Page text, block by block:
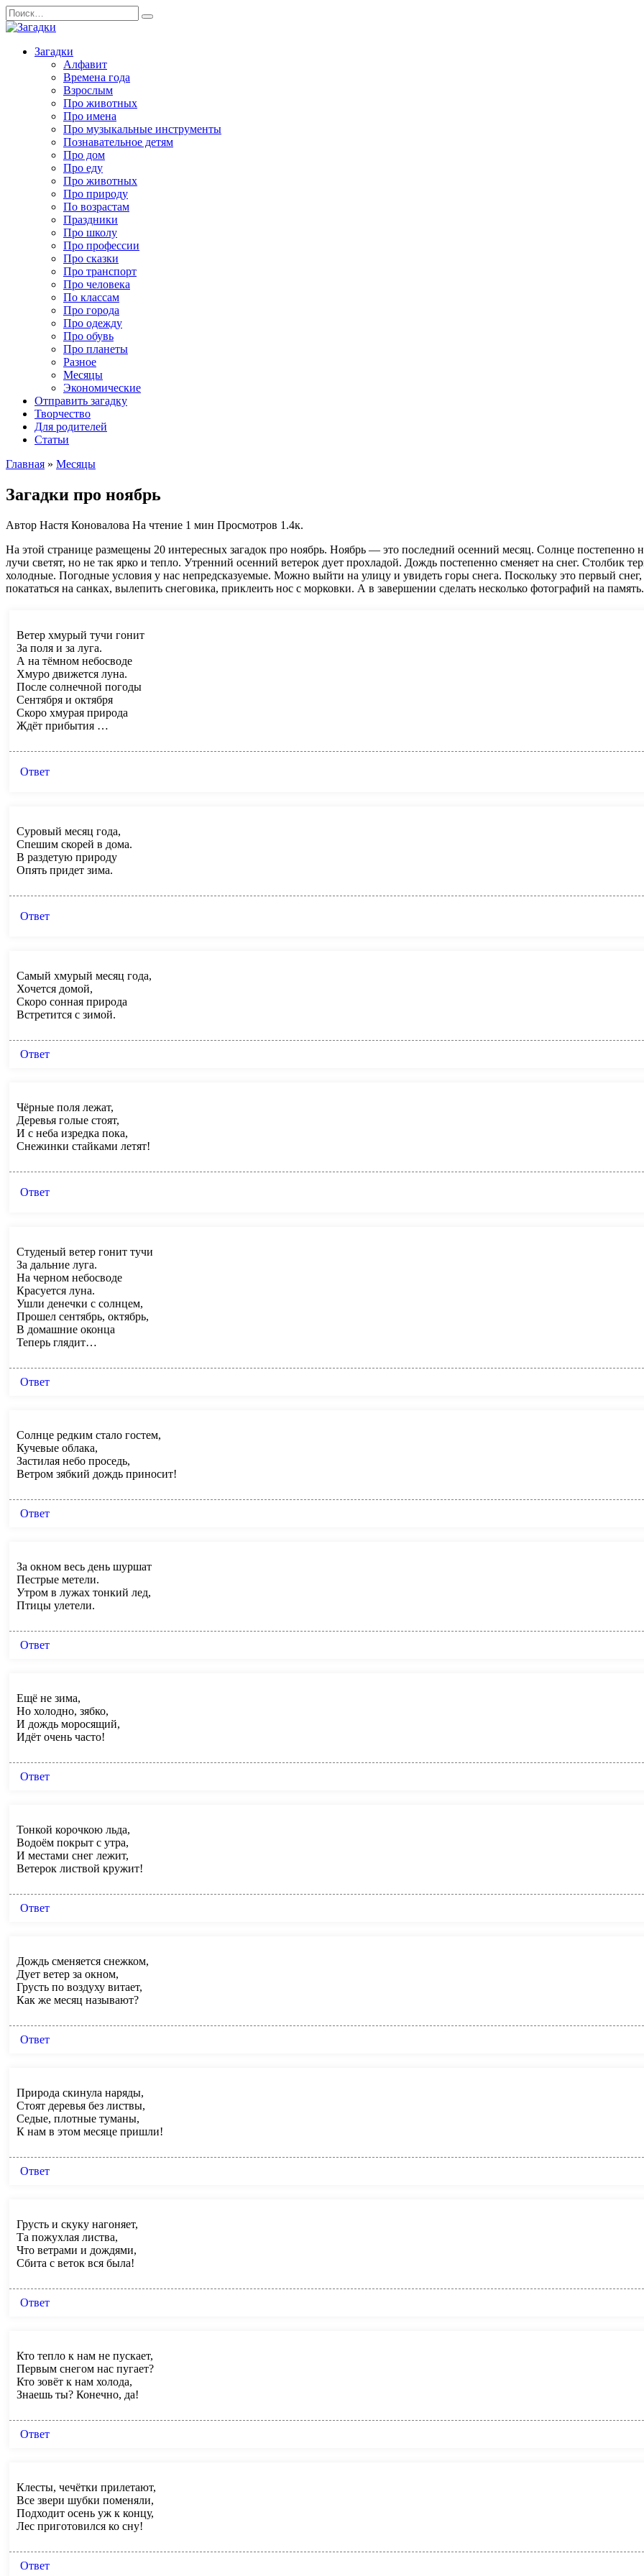
Перейти
к
содержанию
Search
for:
Загадки
Алфавит
Времена года
Взрослым
Про животных
Про имена
Про музыкальные инструменты
Познавательное детям
Про дом
Про еду
Про животных
Про природу
По возрастам
Праздники
Про школу
Про профессии
Про сказки
Про транспорт
Про человека
По классам
Про города
Про одежду
Про обувь
Про планеты
Разное
Месяцы
Экономические
Отправить загадку
Творчество
Для родителей
Статьи
Главная » Месяцы
Загадки про ноябрь
Автор Настя Коновалова На чтение 1 мин Просмотров 1.4к.
На этой странице размещены 20 интересных загадок про ноябрь. Ноябрь — это последний осенний месяц. Солнце постепенно
лучи светят, но не так ярко и тепло. Утренний осенний ветерок дует прохладой. Дождь постепенно сменяет на снег. Столбик
холодные. Погодные условия у нас непредсказуемые. Можно выйти на улицу и увидеть горы снега. Поскольку это первый
покататься на санках, вылепить снеговика, приклеить нос с морковки. А в завершении сделать несколько фотографий на
Ветер хмурый тучи гонит
За поля и за луга.
А на тёмном небосводе
Хмуро движется луна.
После солнечной погоды
Сентября и октября
Скоро хмурая природа
Ждёт прибытия …
Ответ
Суровый месяц года,
Спешим скорей в дома.
В раздетую природу
Опять придет зима.
Ответ
Самый хмурый месяц года,
Хочется домой,
Скоро сонная природа
Встретится с зимой.
Ответ
Чёрные поля лежат,
Деревья голые стоят,
И с неба изредка пока,
Снежинки стайками летят!
Ответ
Студеный ветер гонит тучи
За дальние луга.
На черном небосводе
Красуется луна.
Ушли денечки с солнцем,
Прошел сентябрь, октябрь,
В домашние оконца
Теперь глядит…
Ответ
Солнце редким стало гостем,
Кучевые облака,
Застилая небо проседь,
Ветром зябкий дождь приносит!
Ответ
За окном весь день шуршат
Пестрые метели.
Утром в лужах тонкий лед,
Птицы улетели.
Ответ
Ещё не зима,
Но холодно, зябко,
И дождь моросящий,
Идёт очень часто!
Ответ
Тонкой корочкою льда,
Водоём покрыт с утра,
И местами снег лежит,
Ветерок листвой кружит!
Ответ
Дождь сменяется снежком,
Дует ветер за окном,
Грусть по воздуху витает,
Как же месяц называют?
Ответ
Природа скинула наряды,
Стоят деревья без листвы,
Седые, плотные туманы,
К нам в этом месяце пришли!
Ответ
Грусть и скуку нагоняет,
Та пожухлая листва,
Что ветрами и дождями,
Сбита с веток вся была!
Ответ
Кто тепло к нам не пускает,
Первым снегом нас пугает?
Кто зовёт к нам холода,
Знаешь ты? Конечно, да!
Ответ
Клесты, чечётки прилетают,
Все звери шубки поменяли,
Подходит осень уж к концу,
Лес приготовился ко сну!
Ответ